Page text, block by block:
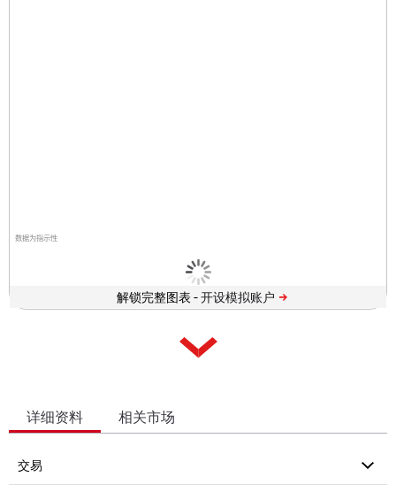
数据为指示性
解锁完整图表 -
详细资料 相关市场